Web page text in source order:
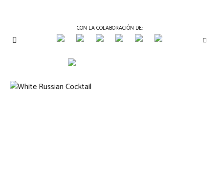
CON LA COLABORACIÓN DE:
GOURMET
JOURNAL
Periódico
Gastronomía